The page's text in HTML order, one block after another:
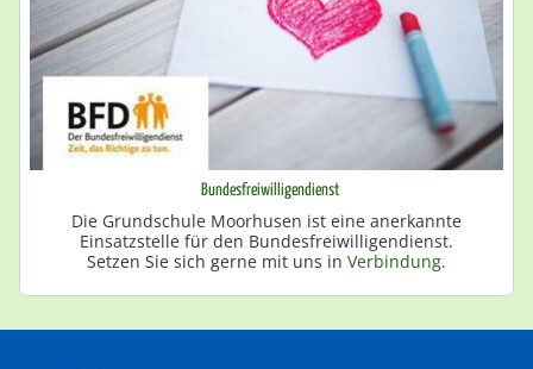
Bundesfreiwilligendienst
Die Grundschule Moorhusen ist eine anerkannte
Einsatzstelle für den Bundesfreiwilligendienst.
Setzen Sie sich gerne mit uns in Verbindung.